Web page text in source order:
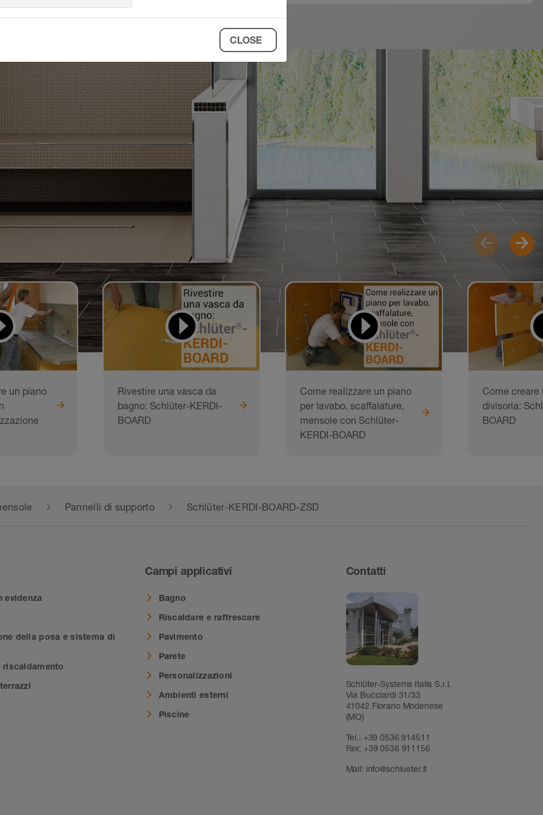
un piano
Rivestire una vasca da
bagno: Schlüter-KERDI-
BOARD
Come realizzare un piano
per lavabo, scaffalature,
mensole con Schlüter-
KERDI-BOARD
Come creare
divisoria:
BOARD
Pannelli di supporto Schlüter-KERDI-BOARD-ZSD
evidenza
della posa e sistema di
Campi applicativi
Bagno
Riscaldare e raffrescare
Pavimento
Parete
Personalizzazioni
Ambienti esterni
Piscine
Contatti
Schlüter-Systems Italia S.r.l.
Via Bucciardi 31/33
41042 Fiorano Modenese
(MO)
Tel.: +39 0536 914511
Fax: +39 0536 911156
Mail: info@schlueter.it
CLOSE